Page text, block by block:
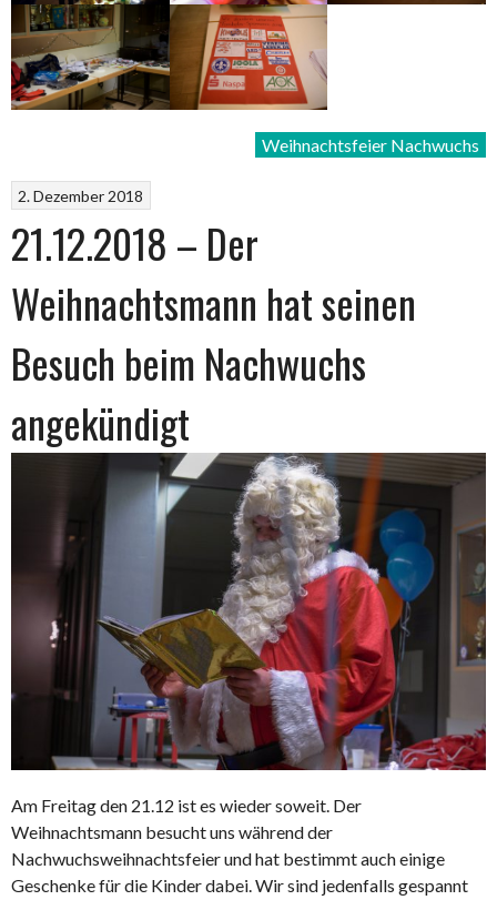
Weihnachtsfeier Nachwuchs
2. Dezember 2018
21.12.2018 – Der
Weihnachtsmann hat seinen
Besuch beim Nachwuchs
angekündigt
Am Freitag den 21.12 ist es wieder soweit. Der
Weihnachtsmann besucht uns während der
Nachwuchsweihnachtsfeier und hat bestimmt auch einige
Geschenke für die Kinder dabei. Wir sind jedenfalls gespannt